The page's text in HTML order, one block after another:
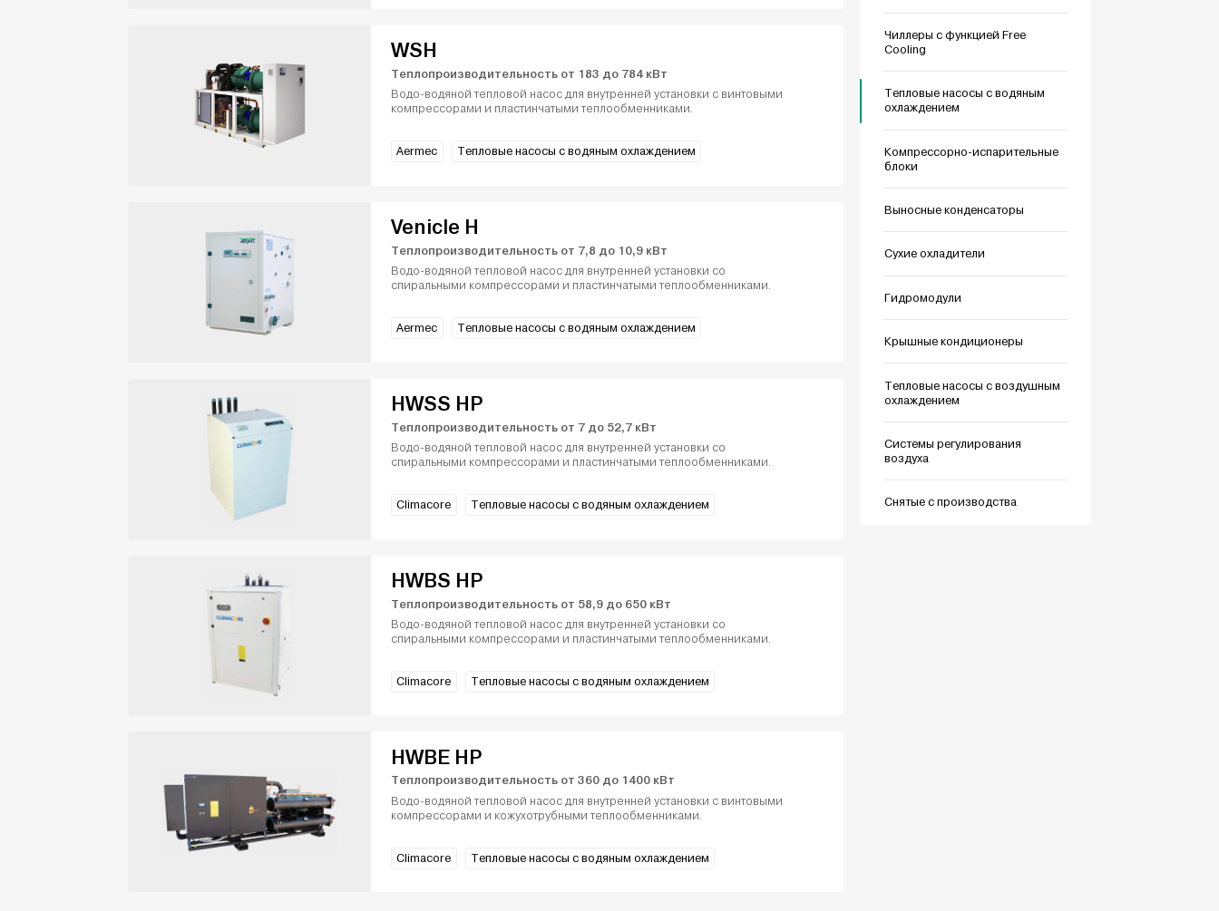
WSH
Теплопроизводительность от 183 до 784 кВт
Водо-водяной тепловой насос для внутренней установки с винтовыми
компрессорами и пластинчатыми теплообменниками.
Aermec Тепловые насосы с водяным охлаждением
Venicle H
Теплопроизводительность от 7,8 до 10,9 кВт
Водо-водяной тепловой насос для внутренней установки со
спиральными компрессорами и пластинчатыми теплообменниками.
Aermec Тепловые насосы с водяным охлаждением
HWSS HP
Теплопроизводительность от 7 до 52,7 кВт
Водо-водяной тепловой насос для внутренней установки со
спиральными компрессорами и пластинчатыми теплообменниками.
Climacore Тепловые насосы с водяным охлаждением
HWBS HP
Теплопроизводительность от 58,9 до 650 кВт
Водо-водяной тепловой насос для внутренней установки со
спиральными компрессорами и пластинчатыми теплообменниками.
Climacore Тепловые насосы с водяным охлаждением
HWBE HP
Теплопроизводительность от 360 до 1400 кВт
Водо-водяной тепловой насос для внутренней установки с винтовыми
компрессорами и кожухотрубными теплообменниками.
Climacore Тепловые насосы с водяным охлаждением
Чиллеры с функцией Free
Cooling
Тепловые насосы с водяным
охлаждением
Компрессорно-испарительные
блоки
Выносные конденсаторы
Сухие охладители
Гидромодули
Крышные кондиционеры
Тепловые насосы с воздушным
охлаждением
Системы регулирования
воздуха
Снятые с производства